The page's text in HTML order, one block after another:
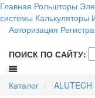
Главная Рольшторы
системы Калькуляторы
Авторизация
ПОИСК ПО САЙТУ:
Каталог ALUTECH